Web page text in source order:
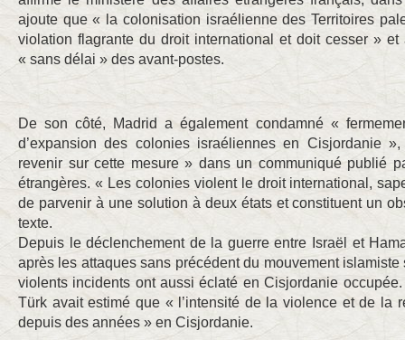
ajoute que « la colonisation israélienne des Territoires
violation flagrante du droit international et doit cesser » et
« sans délai » des avant-postes.
De son côté, Madrid a également condamné «
d’expansion des colonies israéliennes en Cisjordanie
revenir sur cette mesure » dans un communiqué publié
étrangères. « Les colonies violent le droit international,
de parvenir à une solution à deux états et constituent un
texte.
Depuis le déclenchement de la guerre entre Israël et
après les attaques sans précédent du mouvement
violents incidents ont aussi éclaté en Cisjordanie
Türk avait estimé que « l’intensité de la violence et de la
depuis des années » en Cisjordanie.